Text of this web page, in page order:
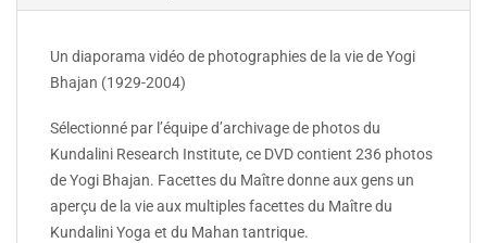
Un diaporama vidéo de photographies de la vie de Yogi
Bhajan (1929-2004)
Sélectionné par l’équipe d’archivage de photos du
Kundalini Research Institute, ce DVD contient 236 photos
de Yogi Bhajan. Facettes du Maître donne aux gens un
aperçu de la vie aux multiples facettes du Maître du
Kundalini Yoga et du Mahan tantrique.